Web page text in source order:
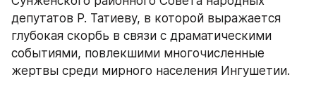
депутатов Р. Татиеву, в которой выражается
глубокая скорбь в связи с драматическими
событиями, повлекшими многочисленные
жертвы среди мирного населения Ингушетии.